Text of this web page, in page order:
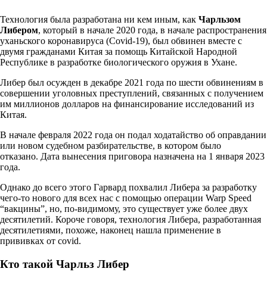
Технология была разработана ни кем иным, как Чарльзом
Либером, который в начале 2020 года, в начале распространения
уханьского коронавируса (Covid-19), был обвинен вместе с
двумя гражданами Китая за помощь Китайской Народной
Республике в разработке биологического оружия в Ухане.
Либер был осужден в декабре 2021 года по шести обвинениям в
совершении уголовных преступлений, связанных с получением
им миллионов долларов на финансирование исследований из
Китая.
В начале февраля 2022 года он подал ходатайство об оправдании
или новом судебном разбирательстве, в котором было
отказано. Дата вынесения приговора назначена на 1 января 2023
года.
Однако до всего этого Гарвард похвалил Либера за разработку
чего-то нового для всех нас с помощью операции Warp Speed
“вакцины”, но, по-видимому, это существует уже более двух
десятилетий. Короче говоря, технология Либера, разработанная
десятилетиями, похоже, наконец нашла применение в
прививках от covid.
Кто такой Чарльз Либер